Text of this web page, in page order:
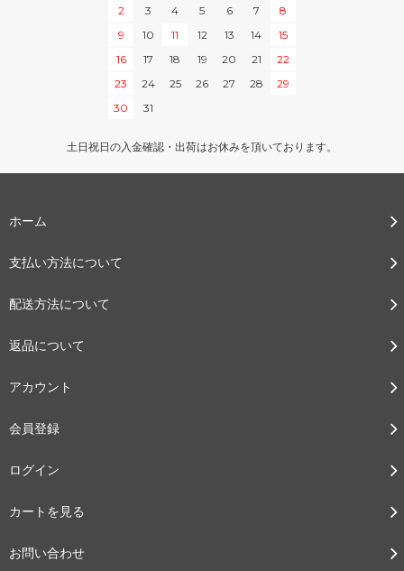
2
3 4 5 6 7
8
9
10 11 12 13 14
15
16
17 18 19 20 21
22
23
24 25 26 27 28
29
30
31
土日祝日の入金確認・出荷はお休みを頂いております。
ホーム
支払い方法について
配送方法について
返品について
アカウント
会員登録
ログイン
カートを見る
お問い合わせ